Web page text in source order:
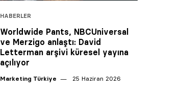
HABERLER
Worldwide Pants, NBCUniversal
ve Merzigo anlaştı: David
Letterman arşivi küresel yayına
açılıyor
Marketing Türkiye 25 Haziran 2026